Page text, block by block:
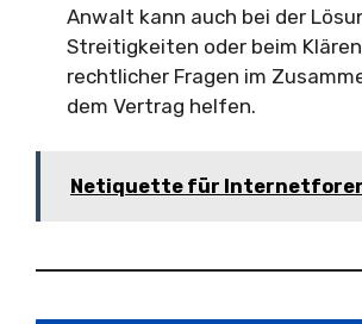
Anwalt kann auch bei der
Streitigkeiten oder beim Klären
rechtlicher Fragen im
dem Vertrag helfen.
Netiquette für